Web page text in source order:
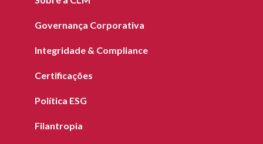
Governança Corporativa
Integridade & Compliance
Certificações
Política ESG
Filantropia